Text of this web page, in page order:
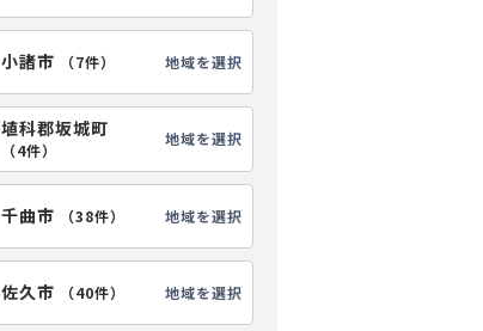
小諸市 （7件） 地域を選択
埴科郡坂城町
（4件）
地域を選択
千曲市 （38件） 地域を選択
佐久市 （40件） 地域を選択